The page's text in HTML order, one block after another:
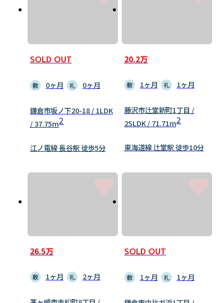
SOLD OUT
敷 0ヶ月 礼 0ヶ月
鎌倉市坂ノ下20-18 / 1LDK
/ 37.75m2
江ノ電線 長谷駅 徒歩5分
20.2万
敷 1ヶ月 礼 1ヶ月
藤沢市辻堂新町1丁目 /
2SLDK / 71.71m2
東海道線 辻堂駅 徒歩10分
26.5万
敷 1ヶ月 礼 2ヶ月
SOLD OUT
敷 1ヶ月 礼 1ヶ月